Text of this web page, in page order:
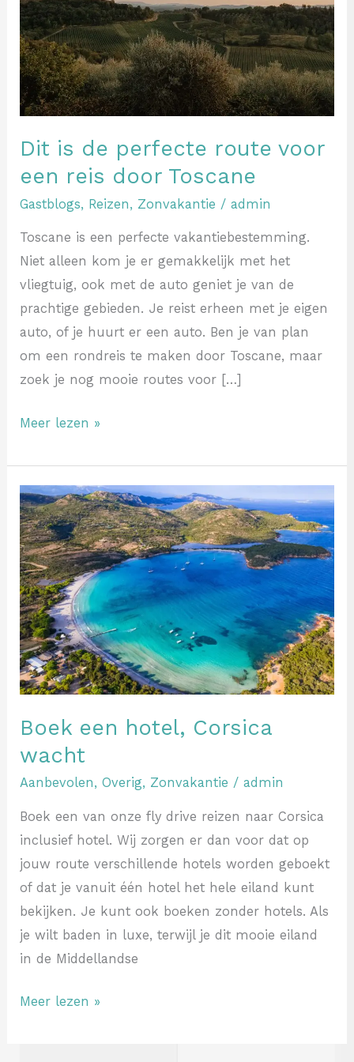
Dit is de perfecte route voor
een reis door Toscane
Gastblogs, Reizen, Zonvakantie /admin
Toscane is een perfecte vakantiebestemming.
Niet alleen kom je er gemakkelijk met het
vliegtuig, ook met de auto geniet je van de
prachtige gebieden. Je reist erheen met je eigen
auto, of je huurt er een auto. Ben je van plan
om een rondreis te maken door Toscane, maar
zoek je nog mooie routes voor […]
route
voor
een
reis
door
Meer lezen »
Boek een hotel, Corsica
wacht
Aanbevolen,Overig, Zonvakantie /admin
Boek een van onze fly drive reizen naar Corsica
inclusief hotel. Wij zorgen er dan voor dat op
jouw route verschillende hotels worden geboekt
of dat je vanuit één hotel het hele eiland kunt
bekijken. Je kunt ook boeken zonder hotels. Als
je wilt baden in luxe, terwijl je dit mooie eiland
in de Middellandse
Boek
een
hotel,
Corsica
wacht
Meer lezen »